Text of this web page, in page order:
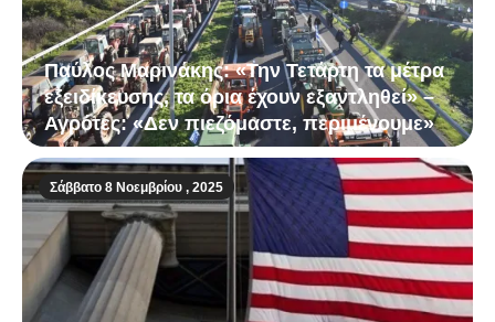
Παύλος Μαρινάκης: «Την Τετάρτη τα μέτρα
εξειδίκευσης, τα όρια έχουν εξαντληθεί» –
Αγρότες: «Δεν πιεζόμαστε, περιμένουμε»
Σάββατο 8 Νοεμβρίου , 2025